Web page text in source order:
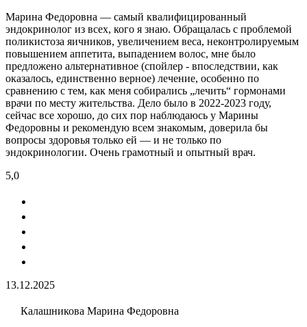
Марина Федоровна — самый квалифицированный
эндокринолог из всех, кого я знаю. Обращалась с проблемой
поликистоза яичников, увеличением веса, неконтролируемым
повышением аппетита, выпадением волос, мне было
предложено альтернативное (спойлер - впоследствии, как
оказалось, единственно верное) лечение, особенно по
сравнению с тем, как меня собирались „лечить“ гормонами
врачи по месту жительства. Дело было в 2022-2023 году,
сейчас все хорошо, до сих пор наблюдаюсь у Марины
Федоровны и рекомендую всем знакомым, доверила бы
вопросы здоровья только ей — и не только по
эндокринологии. Очень грамотный и опытный врач.
5,0
13.12.2025
Калашникова Марина Федоровна